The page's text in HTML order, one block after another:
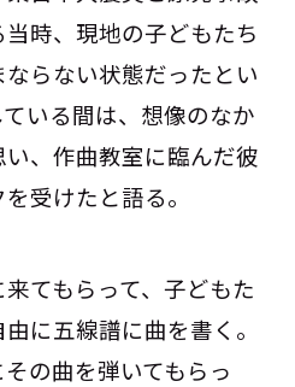
時、現地の子どもたち
らない状態だったとい
いる間は、想像のなか
、作曲教室に臨んだ彼
受けたと語る。
来てもらって、子どもた
に五線譜に曲を書く。
の曲を弾いてもらっ